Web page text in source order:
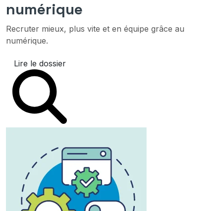
numérique
Recruter mieux, plus vite et en équipe grâce au
numérique.
Lire le dossier